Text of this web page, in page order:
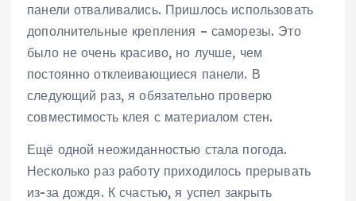
панели отваливались. Пришлось использовать
дополнительные крепления – саморезы. Это
было не очень красиво, но лучше, чем
постоянно отклеивающиеся панели. В
следующий раз, я обязательно проверю
совместимость клея с материалом стен.
Ещё одной неожиданностью стала погода.
Несколько раз работу приходилось прерывать
из-за дождя. К счастью, я успел закрыть